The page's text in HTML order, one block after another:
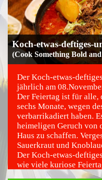
Koch-etwas-deftiges-
(Cook Something Bold
©
Der Koch-etwas-
jährlich am
Der Feiertag ist für alle,
sechs Monate, wegen
verbarrikadiert haben.
heimeligen Geruch von
Haus zu schaffen.
Sauerkraut und
Der Koch-etwas-
wie viele kuriose
amerikanischen